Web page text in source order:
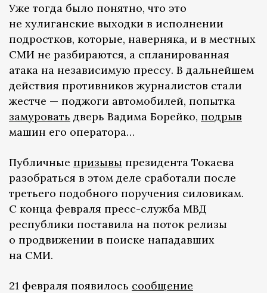
Уже тогда было понятно, что это
не хулиганские выходки в исполнении
подростков, которые, наверняка, и в местных
СМИ не разбираются, а спланированная
атака на независимую прессу. В дальнейшем
действия противников журналистов стали
жестче — поджоги автомобилей, попытка
замуровать дверь Вадима Борейко, подрыв
машин его оператора…
Публичные призывы президента Токаева
разобраться в этом деле сработали после
третьего подобного поручения силовикам.
С конца февраля пресс-служба МВД
республики поставила на поток релизы
о продвижении в поиске нападавших
на СМИ.
21 февраля появилось сообщение